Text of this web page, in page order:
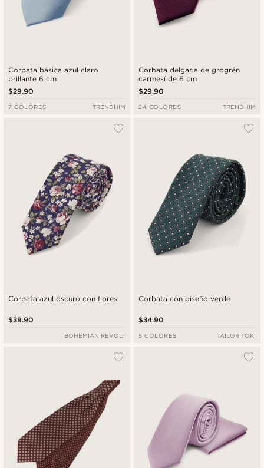
Corbata básica azul claro
brillante 6 cm
$29.90
7 COLORES TRENDHIM
Corbata delgada de grogrén
carmesí de 6 cm
$29.90
24 COLORES TRENDHIM
Corbata azul oscuro con flores
$39.90
BOHEMIAN REVOLT
Corbata con diseño verde
$34.90
5 COLORES TAILOR TOKI